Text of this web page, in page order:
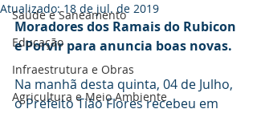
Saúde e Saneamento
Educação
Infraestrutura e Obras
Agricultura e Meio Ambiente
Atualizado:18 de jul. de 2019
Moradores dos Ramais do Rubicon
e Porvir para anuncia boas novas.
Na manhã desta quinta, 04 de Julho,
o Prefeito Tião Flores recebeu em